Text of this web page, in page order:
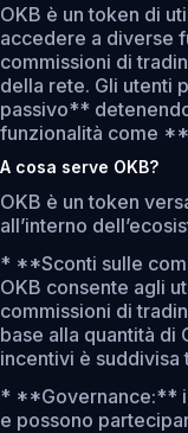
OKB è un token di
accedere a diverse
commissioni di
della rete. Gli utenti
passivo**
funzionalità come
A cosa serve OKB?
OKB è un token
all’interno
* **Sconti sulle
OKB consente agli
commissioni di
base alla quantità di
incentivi è suddivisa
* **Governance:** i
e possono